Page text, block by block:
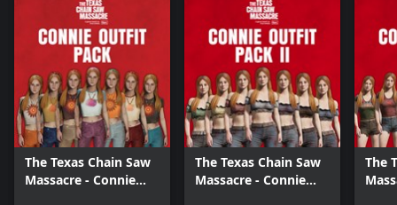
The Texas Chain Saw
Massacre - Connie
The Texas Chain Saw
Massacre - Connie
The